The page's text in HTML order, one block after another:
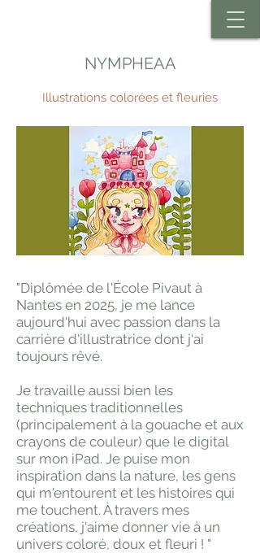
NYMPHEAA
Illustrations colorées et fleuries
"Diplômée de l'École Pivaut à
Nantes en 2025, je me lance
aujourd'hui avec passion dans la
carrière d'illustratrice dont j'ai
toujours rêvé.
Je travaille aussi bien les
techniques traditionnelles
(principalement à la gouache et aux
crayons de couleur) que le digital
sur mon iPad. Je puise mon
inspiration dans la nature, les gens
qui m'entourent et les histoires qui
me touchent. À travers mes
créations, j'aime donner vie à un
univers coloré, doux et fleuri ! "